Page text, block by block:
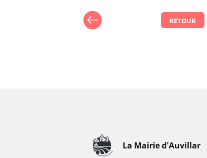
RETOUR
La Mairie d'Auvillar